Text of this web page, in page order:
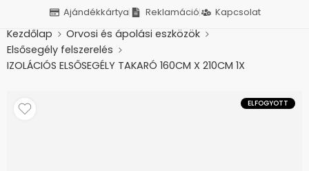
Ajándékkártya Reklamáció Kapcsolat
Kezdőlap
Orvosi és ápolási eszközök
Elsősegély felszerelés
IZOLÁCIÓS ELSŐSEGÉLY TAKARÓ 160CM X 210CM 1X
ELFOGYOTT